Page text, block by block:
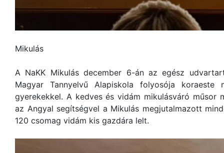
Mikulás
A NaKK Mikulás december 6-án az egész
Magyar Tannyelvű Alapiskola folyosója koraeste
gyerekekkel. A kedves és vidám mikulásváró műsor
az Angyal segítségvel a Mikulás megjutalmazott
120 csomag vidám kis gazdára lelt.